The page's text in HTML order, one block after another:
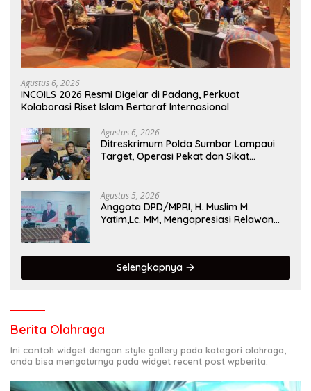
Agustus 6, 2026
INCOILS 2026 Resmi Digelar di Padang, Perkuat
Kolaborasi Riset Islam Bertaraf Internasional
Agustus 6, 2026
Ditreskrimum Polda Sumbar Lampaui
Target, Operasi Pekat dan Sikat
Agustus 5, 2026
Anggota DPD/MPRI, H. Muslim M.
Yatim,Lc. MM, Mengapresiasi Relawan
Selengkapnya
Berita Olahraga
Ini contoh widget dengan style gallery pada kategori olahraga,
anda bisa mengaturnya pada widget recent post wpberita.